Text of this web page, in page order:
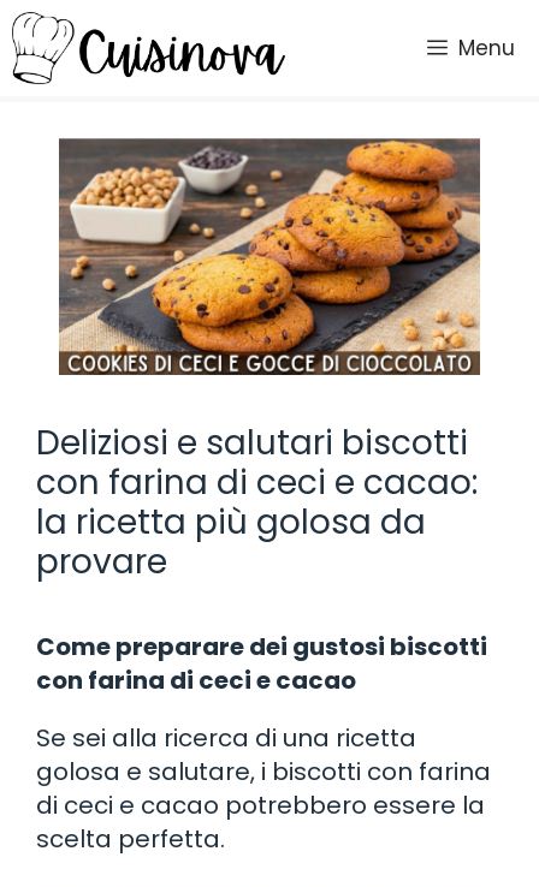
Vai
al
contenuto
Menu
Deliziosi e salutari biscotti
con farina di ceci e cacao:
la ricetta più golosa da
provare
Come preparare dei gustosi biscotti
con farina di ceci e cacao
Se sei alla ricerca di una ricetta
golosa e salutare, i biscotti con farina
di ceci e cacao potrebbero essere la
scelta perfetta.